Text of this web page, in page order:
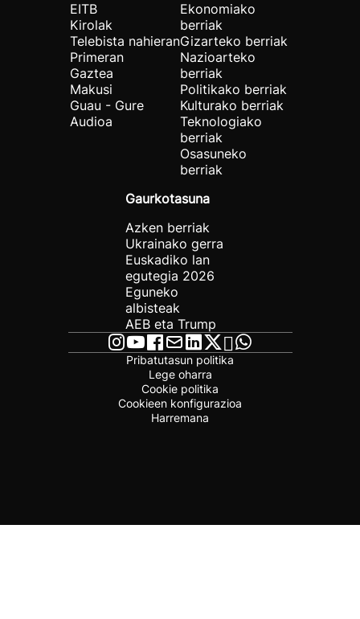
EITB
Kirolak
Telebista nahieran
Primeran
Gaztea
Makusi
Guau - Gure
Audioa
Ekonomiako
berriak
Gizarteko berriak
Nazioarteko
berriak
Politikako berriak
Kulturako berriak
Teknologiako
berriak
Osasuneko
berriak
Gaurkotasuna
Azken berriak
Ukrainako gerra
Euskadiko lan
egutegia 2026
Eguneko
albisteak
AEB eta Trump
Pribatutasun politika
Lege oharra
Cookie politika
Cookieen konfigurazioa
Harremana